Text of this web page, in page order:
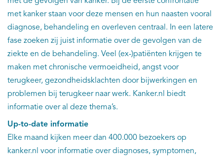
met kanker staan voor deze mensen en hun naasten vooral
diagnose, behandeling en overleven centraal. In een latere
fase zoeken zij juist informatie over de gevolgen van de
ziekte en de behandeling. Veel (ex-)patiënten krijgen te
maken met chronische vermoeidheid, angst voor
terugkeer, gezondheidsklachten door bijwerkingen en
problemen bij terugkeer naar werk. Kanker.nl biedt
informatie over al deze thema’s.
Up-to-date informatie
Elke maand kijken meer dan 400.000 bezoekers op
kanker.nl voor informatie over diagnoses, symptomen,